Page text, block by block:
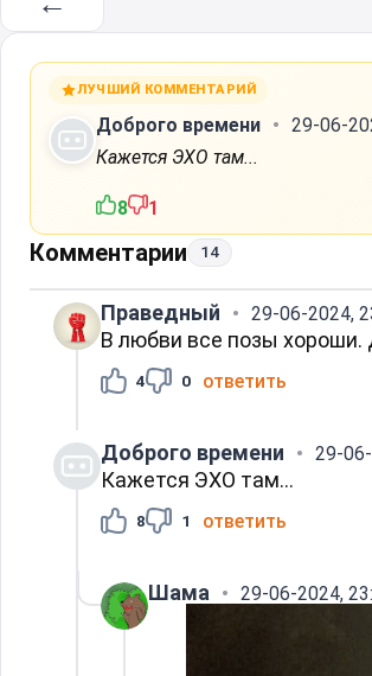
ЛУЧШИЙ КОММЕНТАРИЙ
Доброго времени
29-06-
Кажется ЭХО там...
8 1
Комментарии 14
Праведный 29-06-2024,
В любви все позы
4 0 ответить
Доброго времени 29-
Кажется ЭХО там...
8 1 ответить
Шама 29-06-2024,